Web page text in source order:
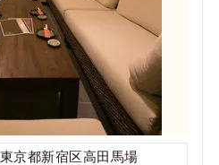
東京都新宿区高田馬場